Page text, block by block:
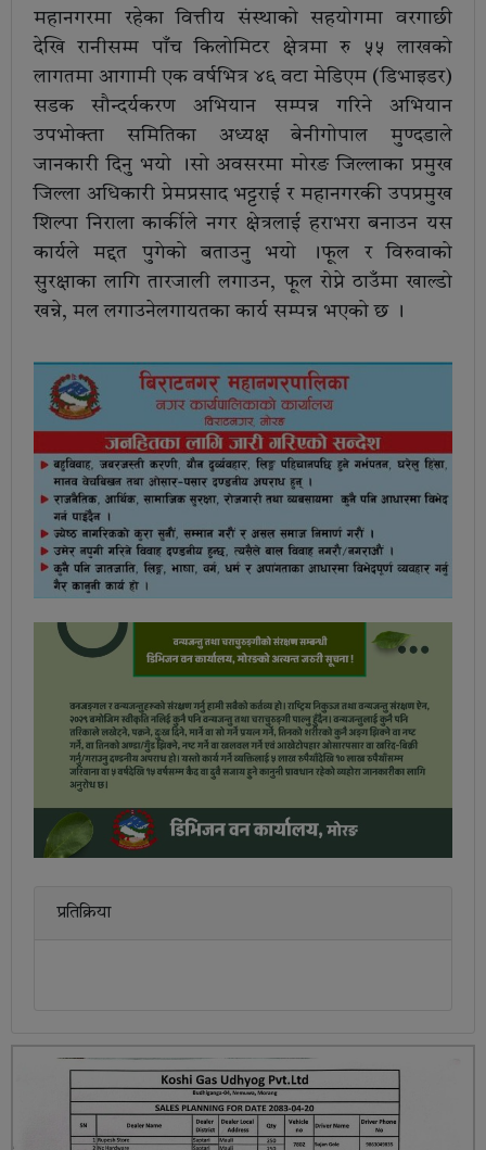
महानगरमा रहेका वित्तीय संस्थाको सहयोगमा वरगाछी
देखि रानीसम्म पाँच किलोमिटर क्षेत्रमा रु ५५ लाखको
लागतमा आगामी एक वर्षभित्र ४६ वटा मेडिएम (डिभाइडर)
सडक सौन्दर्यकरण अभियान सम्पन्न गरिने अभियान
उपभोक्ता समितिका अध्यक्ष बेनीगोपाल मुण्दडाले
जानकारी दिनु भयो ।सो अवसरमा मोरङ जिल्लाका प्रमुख
जिल्ला अधिकारी प्रेमप्रसाद भट्टराई र महानगरकी उपप्रमुख
शिल्पा निराला कार्कीले नगर क्षेत्रलाई हराभरा बनाउन यस
कार्यले मद्दत पुगेको बताउनु भयो ।फूल र विरुवाको
सुरक्षाका लागि तारजाली लगाउन, फूल रोप्ने ठाउँमा खाल्डो
खन्ने, मल लगाउनेलगायतका कार्य सम्पन्न भएको छ ।
प्रतिक्रिया